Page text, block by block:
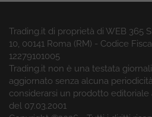
Trading.it di proprietà di WEB 365
10, 00141 Roma (RM) - Codice
12279101005
Trading.it non è una testata
aggiornato senza alcuna
considerarsi un prodotto editoriale
del 07.03.2001